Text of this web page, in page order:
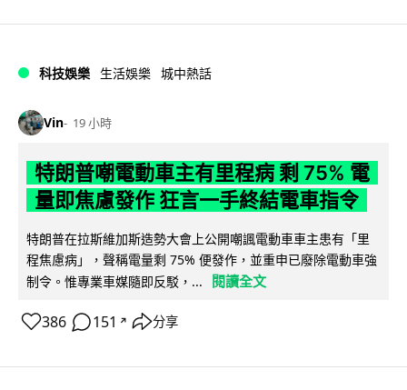
科技娛樂 生活娛樂 城中熱話
Vin 19 小時
特朗普嘲電動車主有里程病 剩 75% 電
量即焦慮發作 狂言一手終結電車指令
特朗普在拉斯維加斯造勢大會上公開嘲諷電動車車主患有「里
程焦慮病」，聲稱電量剩 75% 便發作，並重申已廢除電動車強
制令。惟專業車媒隨即反駁，...
閱讀全文
386 151 ↗ 分享